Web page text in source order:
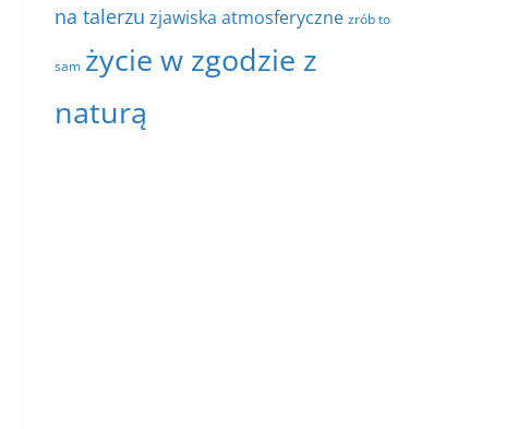
na talerzu zjawiska atmosferyczne zrób to
sam życie w zgodzie z
naturą